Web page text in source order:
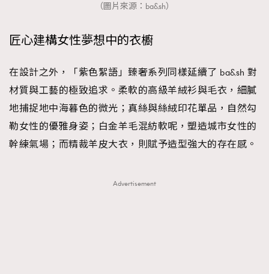
（圖片來源：ba&sh）
匠心建構女性夢想中的衣櫥
在設計之外，「紫色絮語」臻奢系列同樣延續了 ba&sh 對
材質與工藝的極致追求。柔軟的高級羊絨衫與毛衣，細膩
地捕捉地中海暮色的微光；真絲與絲絨印花單品，自然勾
勒女性的優雅身姿；白金羊毛混紡軟呢，塑造城市女性的
幹練氣場；而精裁羊皮大衣，則賦予造型強大的存在感。
Advertisement